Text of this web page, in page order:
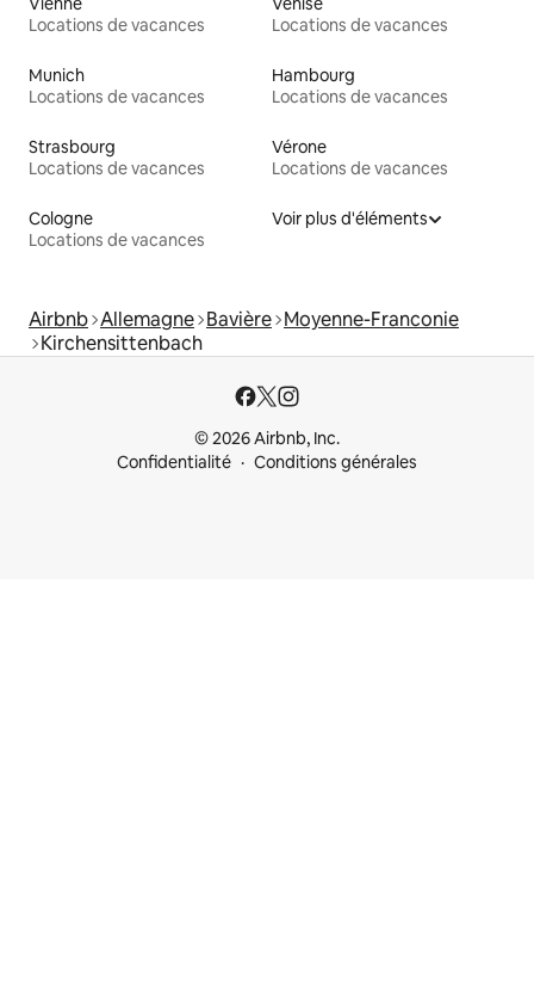
Locations de vacances
Locations de vacances
Munich
Locations de vacances
Hambourg
Locations de vacances
Strasbourg
Locations de vacances
Vérone
Locations de vacances
Cologne
Locations de vacances
Voir plus d'éléments
Airbnb Allemagne Bavière Moyenne-Franconie
Kirchensittenbach
© 2026 Airbnb, Inc.
Confidentialité
Conditions générales